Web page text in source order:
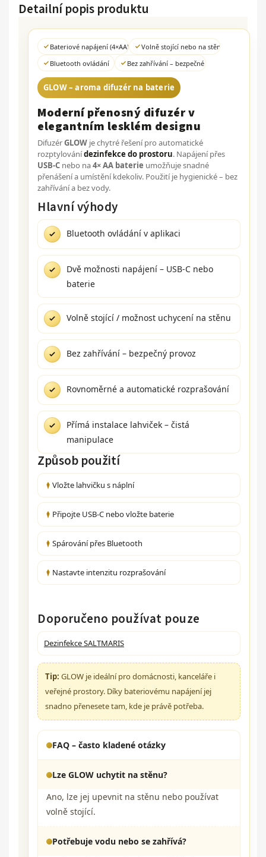
Detailní popis produktu
Bateriové napájení (4×AA) / USB-CVolně stojící nebo na stěnu
Bluetooth ovládání
Bez zahřívání – bezpečné
GLOW – aroma difuzér na baterie
Moderní přenosný difuzér v
elegantním lesklém designu
DifuzérGLOW je chytré řešení pro automatické
rozptylovánídezinfekce do prostoru. Napájení přes
USB-C nebo na4× AA baterie umožňuje snadné
přenášení a umístění kdekoliv. Použití je hygienické – bez
zahřívání a bez vody.
Hlavní výhody
Bluetooth ovládání v aplikaci
Dvě možnosti napájení – USB-C nebo
baterie
Volně stojící / možnost uchycení na stěnu
Bez zahřívání – bezpečný provoz
Rovnoměrné a automatické rozprašování
Přímá instalace lahviček – čistá
manipulace
Způsob použití
Vložte lahvičku s náplní
Připojte USB-C nebo vložte baterie
Spárování přes Bluetooth
Nastavte intenzitu rozprašování
Doporučeno používat pouze
Dezinfekce SALTMARIS
Tip: GLOW je ideální pro domácnosti, kanceláře i
veřejné prostory. Díky bateriovému napájení jej
snadno přenesete tam, kde je právě potřeba.
FAQ – často kladené otázky
Lze GLOW uchytit na stěnu?
Ano, lze jej upevnit na stěnu nebo používat
volně stojící.
Potřebuje vodu nebo se zahřívá?